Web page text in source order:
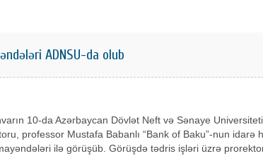
ADNSU-da olub
10-da Azərbaycan Dövlət Neft və Sənaye
professor Mustafa Babanlı “Bank of Baku”-nun idarə
ilə görüşüb. Görüşdə tədris işləri üzrə